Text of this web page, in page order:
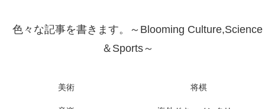
色々な記事を書きます。～Blooming Culture,Science
＆Sports～
美術 将棋